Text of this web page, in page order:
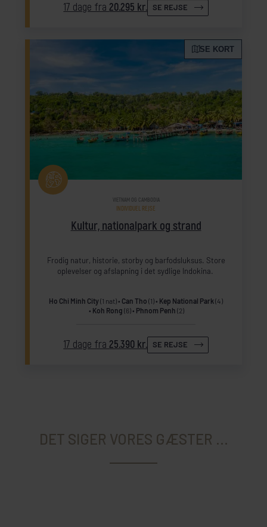
17 dage fra20.295 kr. SE REJSE
SE KORT
Kultur, nationalpark og strand
VIETNAM OG CAMBODIA
INDIVIDUEL REJSE
Frodig natur, historie, storby og barfodsluksus. Store
oplevelser og afslapning i det sydlige Indokina.
Ho Chi Minh City(1 nat) Can Tho (1) Kep National Park (4)
Koh Rong (6) Phnom Penh (2)
17 dage fra25.390 kr. SE REJSE
DET SIGER VORES GÆSTER ...